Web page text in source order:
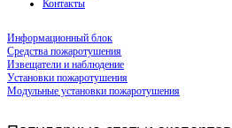
Контакты
Информационный блок
Средства пожаротушения
Извещатели и наблюдение
Установки пожаротушения
Модульные установки пожаротушения